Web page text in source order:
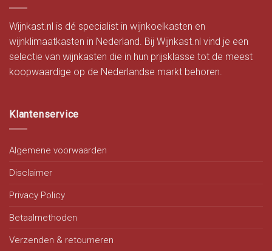
Wijnkast.nl is dé specialist in wijnkoelkasten en
wijnklimaatkasten in Nederland. Bij Wijnkast.nl vind je een
selectie van wijnkasten die in hun prijsklasse tot de meest
koopwaardige op de Nederlandse markt behoren.
Klantenservice
Algemene voorwaarden
Disclaimer
Privacy Policy
Betaalmethoden
Verzenden & retourneren